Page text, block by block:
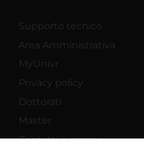
Supporto tecnico
Area Amministrativa
MyUnivr
Privacy policy
Dottorati
Master
Contatti e mappa